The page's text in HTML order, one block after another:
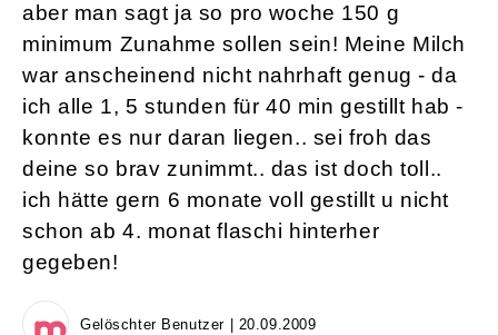
aber man sagt ja so pro woche 150 g
minimum Zunahme sollen sein! Meine Milch
war anscheinend nicht nahrhaft genug - da
ich alle 1, 5 stunden für 40 min gestillt hab -
konnte es nur daran liegen.. sei froh das
deine so brav zunimmt.. das ist doch toll..
ich hätte gern 6 monate voll gestillt u nicht
schon ab 4. monat flaschi hinterher
gegeben!
Gelöschter Benutzer | 20.09.2009